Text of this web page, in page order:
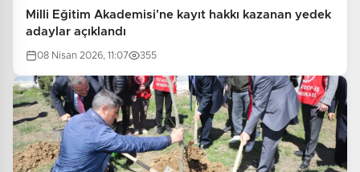
Milli Eğitim Akademisi'ne kayıt hakkı kazanan yedek
adaylar açıklandı
08 Nisan 2026, 11:07 355